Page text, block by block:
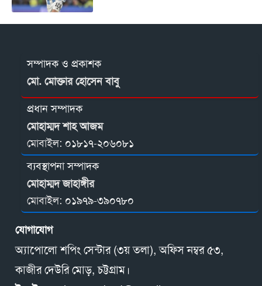
সম্পাদক ও প্রকাশক
মো. মোক্তার হোসেন বাবু
প্রধান সম্পাদক
মোহাম্মদ শাহ আজম
মোবাইল: ০১৮১৭-২০৬০৮১
ব্যবস্থাপনা সম্পাদক
মোহাম্মদ জাহাঙ্গীর
মোবাইল: ০১৯৭৯-৩৯০৭৮০
যোগাযোগ
অ্যাপোলো শপিং সেন্টার (৩য় তলা), অফিস নম্বর ৫৩,
কাজীর দেউরি মোড়, চট্টগ্রাম।